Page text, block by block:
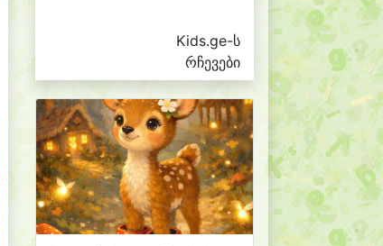
Kids.ge-ს
რჩევები